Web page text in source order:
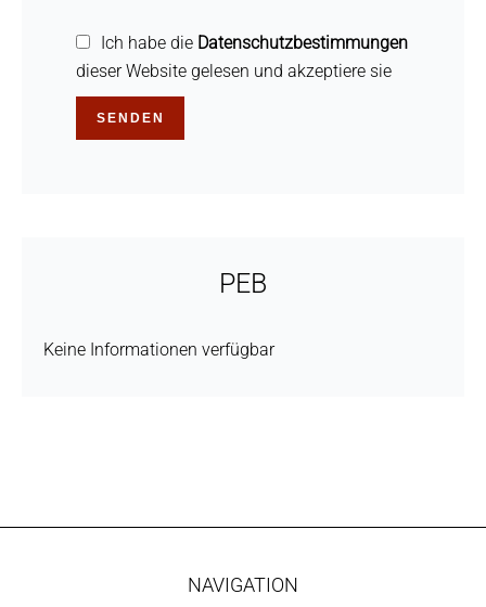
Ich habe die Datenschutzbestimmungen
dieser Website gelesen und akzeptiere sie
SENDEN
PEB
Keine Informationen verfügbar
NAVIGATION